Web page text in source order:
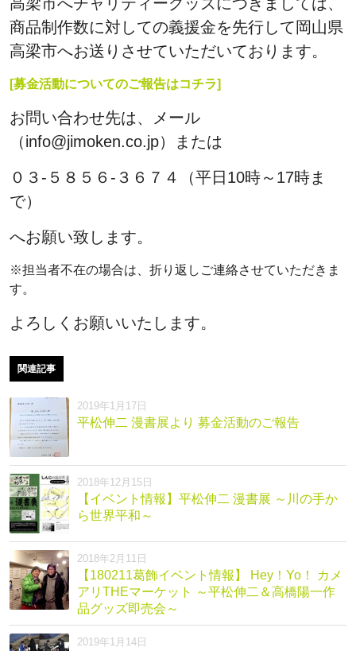
商品制作数に対しての義援金を先行して岡山県
高梁市へお送りさせていただいております。
[募金活動についてのご報告はコチラ]
お問い合わせ先は、メール
（info@jimoken.co.jp）または
０３-５８５６-３６７４（平日10時～17時ま
で）
へお願い致します。
※担当者不在の場合は、折り返しご連絡させていただきま
す。
よろしくお願いいたします。
関連記事
2019年1月17日
平松伸二 漫書展より 募金活動のご報告
2018年12月15日
【イベント情報】平松伸二 漫書展 ～川の手か
ら世界平和～
2018年2月11日
【180211葛飾イベント情報】 Hey！Yo！ カメ
アリTHEマーケット ～平松伸二＆高橋陽一作
品グッズ即売会～
2019年1月14日